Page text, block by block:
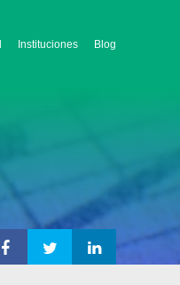
Instituciones Blog